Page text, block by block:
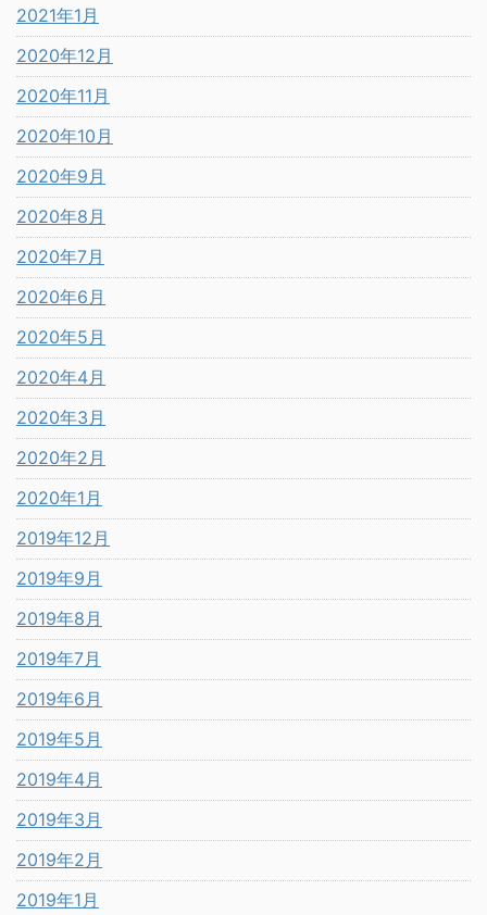
2021年1月
2020年12月
2020年11月
2020年10月
2020年9月
2020年8月
2020年7月
2020年6月
2020年5月
2020年4月
2020年3月
2020年2月
2020年1月
2019年12月
2019年9月
2019年8月
2019年7月
2019年6月
2019年5月
2019年4月
2019年3月
2019年2月
2019年1月